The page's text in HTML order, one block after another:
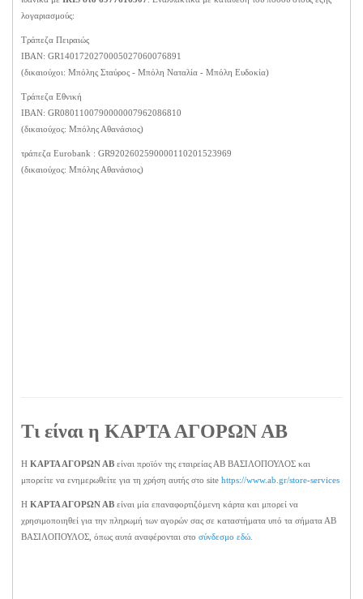
λογαριασμούς:
Τράπεζα Πειραιώς
ΙΒΑΝ: GR1401720270005027060076891
(δικαιούχοι: Μπόλης Σταύρος - Μπόλη Ναταλία - Μπόλη Ευδοκία)
Τράπεζα Εθνική
ΙΒΑΝ: GR0801100790000007962086810
(δικαιούχος: Μπόλης Αθανάσιος)
τράπεζα Eurobank : GR9202602590000110201523969
(δικαιούχος: Μπόλης Αθανάσιος)
Τι είναι η ΚΑΡΤΑ ΑΓΟΡΩΝ ΑΒ
Η ΚΑΡΤΑ ΑΓΟΡΩΝ ΑΒ είναι προϊόν της εταιρείας ΑΒ ΒΑΣΙΛΟΠΟΥΛΟΣ και
μπορείτε να ενημερωθείτε για τη χρήση αυτής στο site https://www.ab.gr/store-services
Η ΚΑΡΤΑ ΑΓΟΡΩΝ ΑΒ είναι μία επαναφορτιζόμενη κάρτα και μπορεί να
χρησιμοποιηθεί για την πληρωμή των αγορών σας σε καταστήματα υπό τα σήματα ΑΒ
ΒΑΣΙΛΟΠΟΥΛΟΣ, όπως αυτά αναφέρονται στο σύνδεσμο εδώ